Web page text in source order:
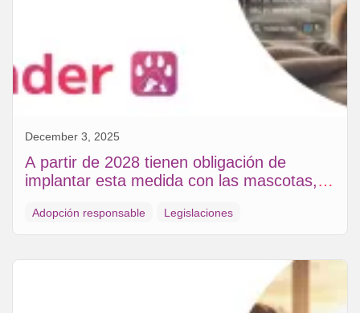
December 3, 2025
A partir de 2028 tienen obligación de
implantar esta medida con las mascotas, la
Adopción responsable Legislaciones